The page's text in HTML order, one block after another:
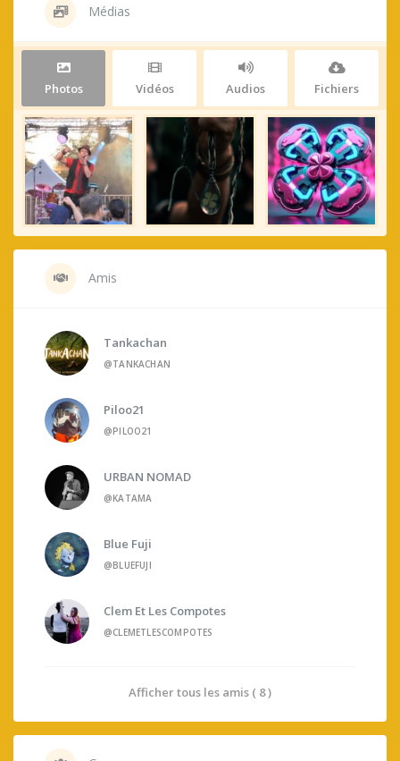
Médias
Photos Vidéos Audios Fichiers
Amis
Tankachan
@TANKACHAN
Piloo21
@PILOO21
URBAN NOMAD
@KATAMA
Blue Fuji
@BLUEFUJI
Clem Et Les Compotes
@CLEMETLESCOMPOTES
Afficher tous les amis ( 8 )